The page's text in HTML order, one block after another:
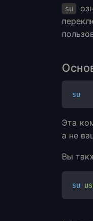
Можете ли вы
Лучшие практики для
Часто задаваемые
su
su
Эта
а не
Вы
su